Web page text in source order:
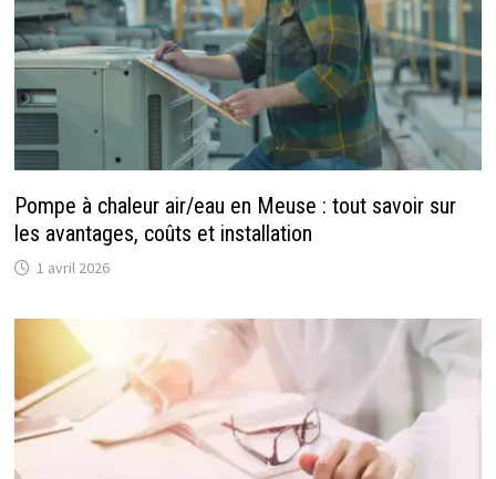
Pompe à chaleur air/eau en Meuse : tout savoir sur
les avantages, coûts et installation
1 avril 2026